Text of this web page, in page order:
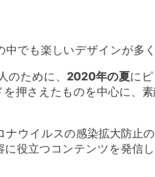
でも楽しいデザインが多く
ために、 2020年の夏に
押さえたものを中心に、
ウイルスの感染拡大防止
役立つコンテンツを発信